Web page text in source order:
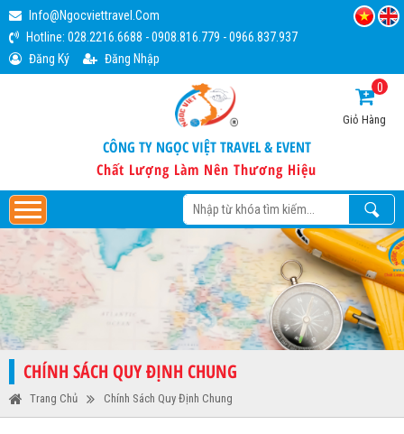
Info@ngocviettravel.com
Hotline: 028.2216.6688 -0908.816.779 -0966.837.937
Đăng Ký
Đăng Nhập
CÔNG TY NGỌC VIỆT TRAVEL & EVENT
Chất Lượng Làm Nên Thương Hiệu
Giỏ Hàng
0
CHÍNH SÁCH QUY ĐỊNH CHUNG
Trang Chủ Chính Sách Quy Định Chung